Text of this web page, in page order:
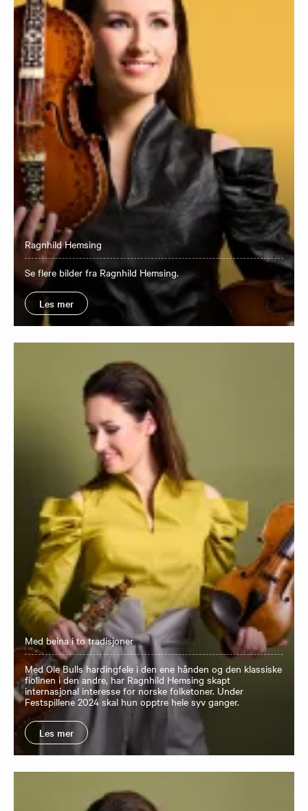
Ragnhild Hemsing
Se flere bilder fra Ragnhild Hemsing.
Les mer
Med beina i to tradisjoner
Med Ole Bulls hardingfele i den ene hånden og den klassiske
fiolinen i den andre, har Ragnhild Hemsing skapt
internasjonal interesse for norske folketoner. Under
Festspillene 2024 skal hun opptre hele syv ganger.
Les mer